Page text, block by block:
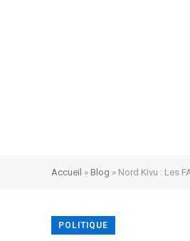
Accueil » Blog » Nord Kivu : Les
POLITIQUE